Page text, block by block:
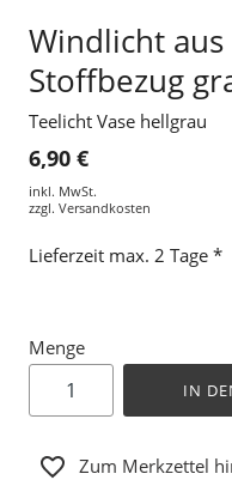
Windlicht
Stoffbezug
Teelicht Vase hellgrau
6,90 €
inkl. MwSt.
zzgl. Versandkosten
Lieferzeit max. 2 Tage *
Menge
IN
Zum Merkzettel